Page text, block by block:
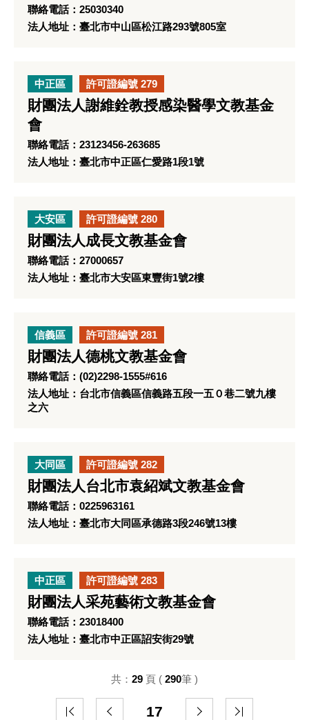
聯絡電話：25030340
法人地址：臺北市中山區松江路293號805室
中正區 許可證編號 279
財團法人謝維銓教授感染醫學文教基金
會
聯絡電話：23123456-263685
法人地址：臺北市中正區仁愛路1段1號
大安區 許可證編號 280
財團法人成長文教基金會
聯絡電話：27000657
法人地址：臺北市大安區東豐街1號2樓
信義區 許可證編號 281
財團法人德桃文教基金會
聯絡電話：(02)2298-1555#616
法人地址：台北市信義區信義路五段一五０巷二號九樓
之六
大同區 許可證編號 282
財團法人台北市袁紹斌文教基金會
聯絡電話：0225963161
法人地址：臺北市大同區承德路3段246號13樓
中正區 許可證編號 283
財團法人采苑藝術文教基金會
聯絡電話：23018400
法人地址：臺北市中正區詔安街29號
17
共： 29 頁 ( 290筆 )